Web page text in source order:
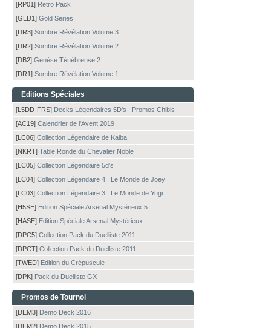
[RP01] Retro Pack
[GLD1] Gold Series
[DR3] Sombre Révélation Volume 3
[DR2] Sombre Révélation Volume 2
[DB2] Genèse Ténébreuse 2
[DR1] Sombre Révélation Volume 1
Editions Spéciales
[L5DD-FRS] Decks Légendaires 5D's : Promos Chibis
[AC19] Calendrier de l'Avent 2019
[LC06] Collection Légendaire de Kaiba
[NKRT] Table Ronde du Chevalier Noble
[LC05] Collection Légendaire 5d's
[LC04] Collection Légendaire 4 : Le Monde de Joey
[LC03] Collection Légendaire 3 : Le Monde de Yugi
[H5SE] Edition Spéciale Arsenal Mystérieux 5
[HASE] Edition Spéciale Arsenal Mystérieux
[DPC5] Collection Pack du Duelliste 2011
[DPCT] Collection Pack du Duelliste 2011
[TWED] Edition du Crépuscule
[DPK] Pack du Duelliste GX
Promos de Tournoi
[DEM3] Demo Deck 2016
[DEM2] Demo Deck 2015